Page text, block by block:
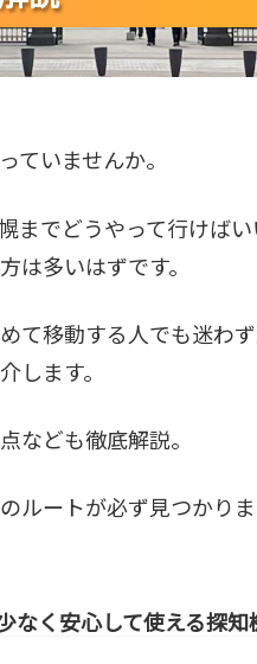
ていませんか。
までどうやって行けば
は多いはずです。
て移動する人でも迷わ
します。
なども徹底解説。
ルートが必ず見つかり
なく安心して使える探知